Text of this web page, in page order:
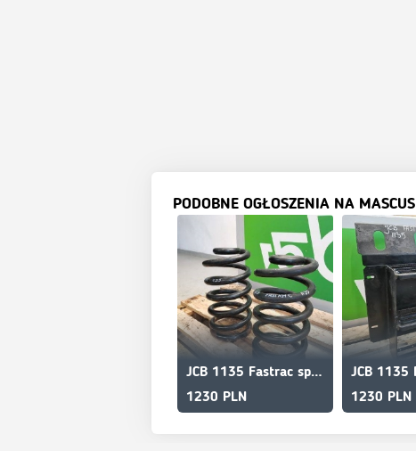
PODOBNE OGŁOSZENIA NA MASCUS
JCB 1135 Fastrac spring axle
1230 PLN
1230 PLN